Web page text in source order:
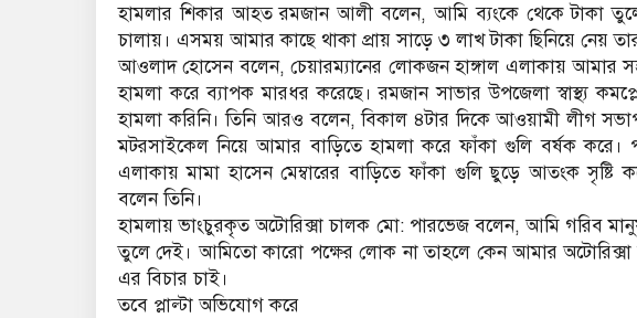
হামলার শিকার আহত রমজান আলী বলেন, আমি ব্যংকে থেকে টাকা
চালায়। এসময় আমার কাছে থাকা প্রায় সাড়ে ৩ লাখ টাকা ছিনিয়ে নেয়
আওলাদ হোসেন বলেন, চেয়ারম্যানের লোকজন হাঙ্গাল এলাকায়
হামলা করে ব্যাপক মারধর করেছে। রমজান সাভার উপজেলা স্বাস্থ্য
হামলা করিনি। তিনি আরও বলেন, বিকাল ৪টার দিকে আওয়ামী লীগ
মটরসাইকেল নিয়ে আমার বাড়িতে হামলা করে ফাঁকা গুলি বর্ষক করে।
এলাকায় মামা হাসেন মেম্বারের বাড়িতে ফাঁকা গুলি ছুড়ে আতংক সৃষ্টি
বলেন তিনি।
হামলায় ভাংচুরকৃত অটোরিক্সা চালক মো: পারভেজ বলেন, আমি গরিব
তুলে দেই। আমিতো কারো পক্ষের লোক না তাহলে কেন আমার
এর বিচার চাই।
তবে প্লাল্টা অভিযোগ করে